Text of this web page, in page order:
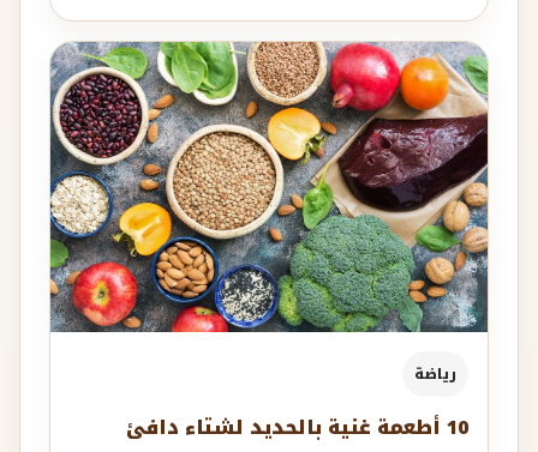
رياضة
10 أطعمة غنية بالحديد لشتاء دافئ